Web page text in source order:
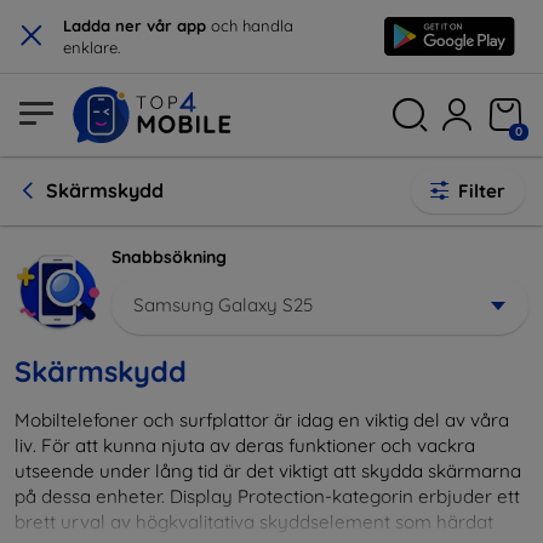
× Ladda ner vår app och handla
enklare.
0
Skärmskydd Filter
Snabbsökning
Samsung Galaxy S25
Skärmskydd
Mobiltelefoner och surfplattor är idag en viktig del av våra
liv. För att kunna njuta av deras funktioner och vackra
utseende under lång tid är det viktigt att skydda skärmarna
på dessa enheter. Display Protection-kategorin erbjuder ett
brett urval av högkvalitativa skyddselement som härdat